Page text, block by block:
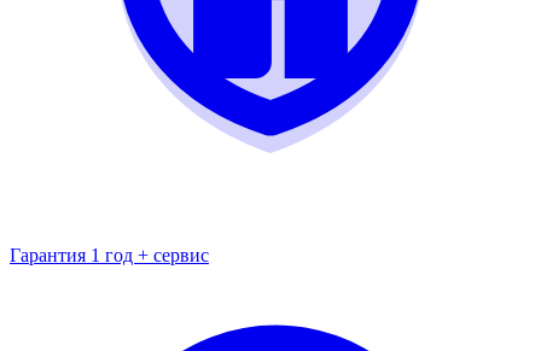
Гарантия 1 год + сервис